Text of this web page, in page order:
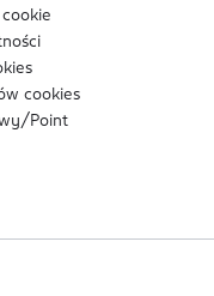
cookie
cookies
Point